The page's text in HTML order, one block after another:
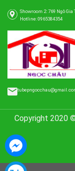
Showroom 2: 769 Ngô
Hotline: 0965384354
Copyright 2020